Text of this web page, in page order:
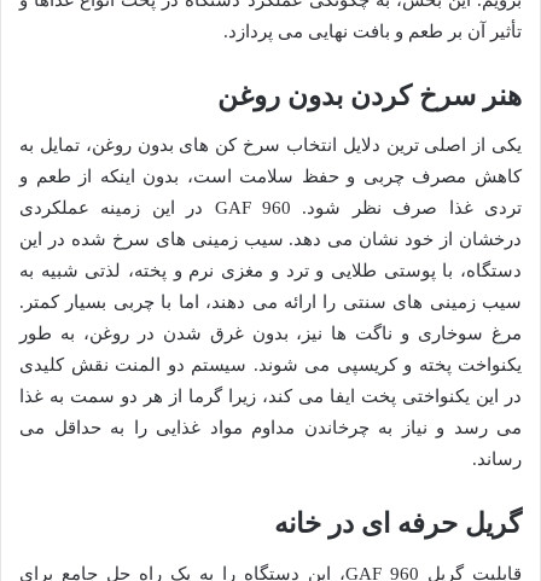
تأثیر آن بر طعم و بافت نهایی می پردازد.
هنر سرخ کردن بدون روغن
یکی از اصلی ترین دلایل انتخاب سرخ کن های بدون روغن، تمایل به
کاهش مصرف چربی و حفظ سلامت است، بدون اینکه از طعم و
تردی غذا صرف نظر شود. GAF 960 در این زمینه عملکردی
درخشان از خود نشان می دهد. سیب زمینی های سرخ شده در این
دستگاه، با پوستی طلایی و ترد و مغزی نرم و پخته، لذتی شبیه به
سیب زمینی های سنتی را ارائه می دهند، اما با چربی بسیار کمتر.
مرغ سوخاری و ناگت ها نیز، بدون غرق شدن در روغن، به طور
یکنواخت پخته و کریسپی می شوند. سیستم دو المنت نقش کلیدی
در این یکنواختی پخت ایفا می کند، زیرا گرما از هر دو سمت به غذا
می رسد و نیاز به چرخاندن مداوم مواد غذایی را به حداقل می
رساند.
گریل حرفه ای در خانه
قابلیت گریل GAF 960، این دستگاه را به یک راه حل جامع برای